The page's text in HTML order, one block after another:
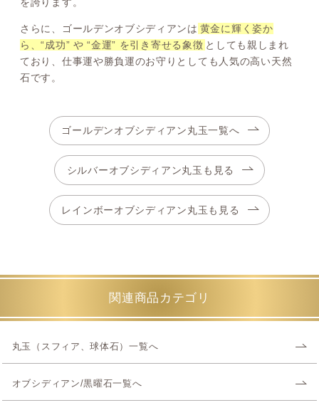
さらに、ゴールデンオブシディアンは 黄金に輝く姿か
ら、“成功” や “金運” を引き寄せる象徴 としても親しまれ
ており、仕事運や勝負運のお守りとしても人気の高い天然
石です。
ゴールデンオブシディアン丸玉一覧へ
シルバーオブシディアン丸玉も見る
レインボーオブシディアン丸玉も見る
関連商品カテゴリ
丸玉（スフィア、球体石）一覧へ
オブシディアン/黒曜石一覧へ